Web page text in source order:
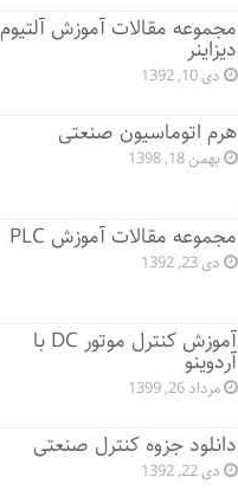
مجموعه مقالات آموزش آلتیوم
دیزاینر
دی 10, 1392
هرم اتوماسیون صنعتی
بهمن 18, 1398
مجموعه مقالات آموزش PLC
دی 23, 1392
آموزش کنترل موتور DC با
آردوینو
مرداد 26, 1399
دانلود جزوه کنترل صنعتی
دی 22, 1392